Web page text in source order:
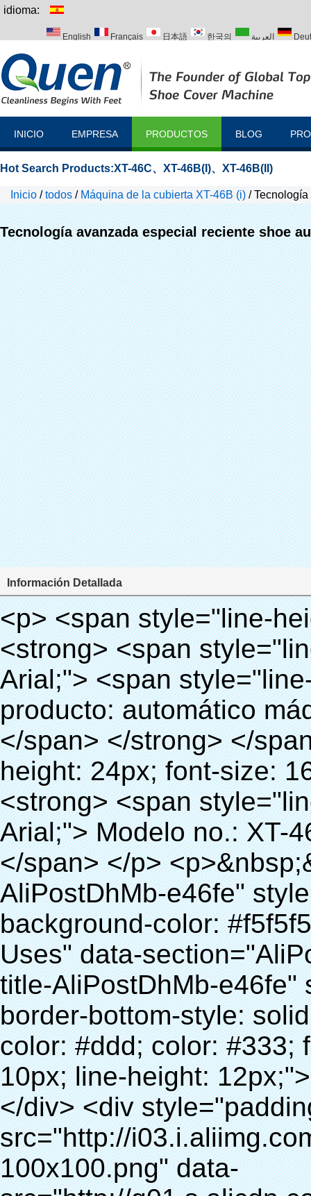
idioma:
English Français 日本語 한국의 العربية
INICIO EMPRESA PRODUCTOS BLOG
Hot Search Products:XT-46C、 XT-46B(I)、 XT-46B(II)
Inicio /todos / Máquina de la cubierta XT-46B (i) /
hogar
Tecnología avanzada especial reciente shoe
Información Detallada
<p> <span style="line-height: 24px; font-size: 16px;"> <strong> <span style="line-height: 27px; font-family: Arial;"> <span style="line-height: 24px;"> Nombre del producto: automático máquina de la cubierta </span> </span> </strong> </span> </p> <p> <span style="line-height: 24px; font-size: 16px;"> <strong> </strong> <strong> <span style="line-height: 24px; font-family: Arial;"> Modelo no.: XT-46B (i) </span> </strong> </span> </p> <p>&nbsp;&nbsp;</p> <div id="ali-anchor-AliPostDhMb-e46fe" style="padding-top: 8px; background-color: #f5f5f5;" data-section-title="Product Uses" data-section="AliPostDhMb-e46fe"> <div id="ali-title-AliPostDhMb-e46fe" style="padding: 8px 0px; border-bottom-style: solid;"> <span style="background-color: #ddd; color: #333; font-weight: bold; padding: 8px 10px; line-height: 12px;"> Producto utiliza </span> </div> <div style="padding: 10px 0px;"> <p>&nbsp;<img src="http://i03.i.aliimg.com/simg/single/icon/placeholder_100x100.png" data-src="http://g01.s.alicdn.com/kf/HTB1PdJsIVXXXXXwXFXXq6xXFXXXp/200852200/HTB1PdJsIVXXXXXwXFXXq6xXFXXXp.jpg" data-alt="Tecnología avanzada especial reciente shoe auto dispensador de la cubierta para el hogar" width="700" ori-width="800" ori-height="922" /> <noscript><img src="http://g01.s.alicdn.com/kf/HTB1PdJsIVXXXXXwXFXXq6xXFXXXp/200852200/HTB1PdJsIVXXXXXwXFXXq6xXFXXXp.jpg" alt="Tecnología avanzada especial reciente shoe auto dispensador de la cubierta para el hogar" width="700" ori-width="800" ori-height="922"></noscript> </p> <p>&nbsp;</p> <p><img src="http://i03.i.aliimg.com/simg/single/icon/placeholder_100x100.png" data-src="http://g03.s.alicdn.com/kf/HTB1dGKSHVXXXXX5XXXXq6xXFXXXf/200852200/HTB1dGKSHVXXXXX5XXXXq6xXFXXXf.jpg" width="700" /> <noscript><img src="http://g03.s.alicdn.com/kf/HTB1dGKSHVXXXXX5XXXXq6xXFXXXf/200852200/HTB1dGKSHVXXXXX5XXXXq6xXFXXXf.jpg" width="700"></noscript> </p> </div> </div> <p>&nbsp;</p> <p>&nbsp;</p> <div id="ali-anchor-AliPostDhMb-te3xv" style="padding-top: 8px;" data-section-title="Technology" data-section="AliPostDhMb-te3xv"> <div id="ali-title-AliPostDhMb-te3xv" style="padding: 8px 0px; border-bottom-style: solid;"> <span style="background-color: #ddd; color: #333; font-weight: bold; padding: 8px 10px; line-height: 12px;"> Tecnología </span> </div> <div style="padding: 10px 0px;"> <p>&nbsp; <span style="line-height: normal; font-size: 14px; font-family: Arial;"> Esta máquina de la cubierta automática utiliza el principio de que <span style="line-height: 21px; color: #0000ff;"> <strong> <span style="line-height: 21px; color: #99cc00;"> <em> T </em> </span> </strong> </span> </span> <strong> <span style="line-height: 21px; color: #99cc00;"> <em> <span style="line-height: normal; font-family: Arial;"> Hermo film retráctil se reducirá en </span> </em> </span> </strong> </p> <p> <span style="line-height: 21px; font-size: 14px;"> <strong> <em> <span style="line-height: normal; font-family: Arial; color: #99cc00;"> Temperatura adecuada </span> </em> </strong> <span style="line-height: normal; font-family: Arial;"> <strong> <em> <span style="line-height: 21px; color: #99cc00;"> . </span> </em> </strong> Tecnología diferente de otros cubierta del zapato </span> <span style="line-height: normal; font-family: Arial;"> Máquina </span> <span style="line-height: normal; font-family: Arial;"> . </span> </span> </p> <p> <span style="line-height: 21px; font-size: 14px;"> <span style="line-height: normal; font-family: Arial;"> Puede <span style="line-height: 21px; color: #0000ff;"> </span> </span> <em> <span style="line-height: normal; font-weight: bold; font-family: Arial; color: #99cc00;"> Automáticamente </span> </em> <span style="line-height: normal; font-family: Arial;"> <em> <span style="line-height: 21px; color: #99cc00;"> </span> </em> Salidas y corta la película de PVC y </span> <em> <span style="line-height: normal; font-weight: bold; font-family: Arial; color: #99cc00;"> Proporcionar aire caliente. </span> </em> </span> </p> <p><br> <strong> <span style="line-height: 21px; font-size: 14px;"> <span style="line-height: normal; font-family: Arial;"> Que </span> <span style="line-height: 18px;"> <span style="line-height: normal; font-family: Arial;"> Sólo toma tres </span> </span> <span style="line-height: normal; font-family: Arial;"> Segundos para hacer